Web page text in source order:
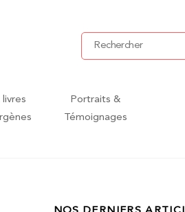
Portraits &
Témoignages